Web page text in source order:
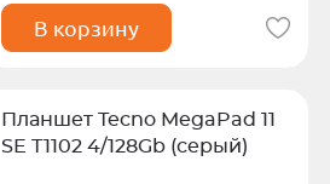
В корзину
Планшет Tecno MegaPad 11
SE T1102 4/128Gb (серый)